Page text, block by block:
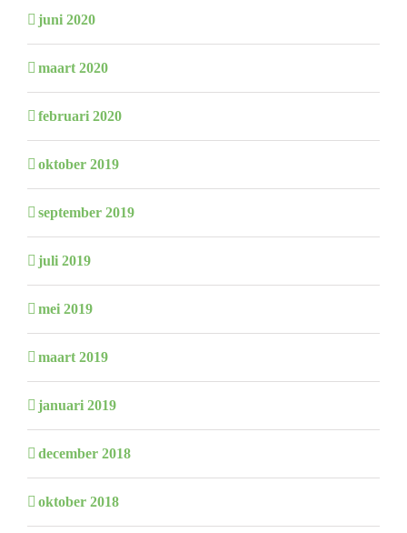
juni 2020
maart 2020
februari 2020
oktober 2019
september 2019
juli 2019
mei 2019
maart 2019
januari 2019
december 2018
oktober 2018